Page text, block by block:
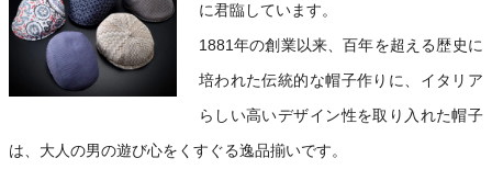
に君臨しています。
1881年の創業以来、百年を超える歴史に
培われた伝統的な帽子作りに、イタリア
らしい高いデザイン性を取り入れた帽子
は、大人の男の遊び心をくすぐる逸品揃いです。